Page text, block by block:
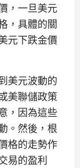
，一旦美元
，具體的關
元下跌金價
美元波動的
美聯儲政策
，因為這些
。然後，根
格的走勢作
易的盈利